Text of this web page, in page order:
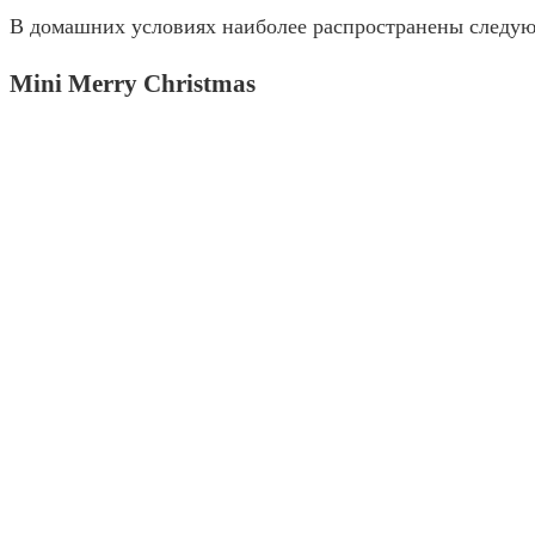
В домашних условиях наиболее распространены
Mini Merry Christmas